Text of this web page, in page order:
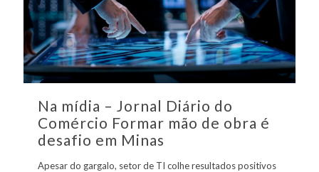
Na mídia – Jornal Diário do
Comércio Formar mão de obra é
desafio em Minas
Apesar do gargalo, setor de TI colhe resultados positivos